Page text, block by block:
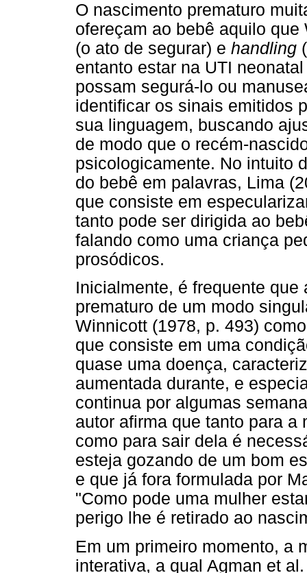
O nascimento prematuro
ofereçam ao bebê aquilo
(o ato de segurar) e handling
entanto estar na UTI
possam segurá-lo ou
identificar os sinais emitidos
sua linguagem, buscando
de modo que o recém-
psicologicamente. No intuito
do bebê em palavras, Lima
que consiste em
tanto pode ser dirigida ao
falando como uma criança
prosódicos.
Inicialmente, é frequente
prematuro de um modo
Winnicott (1978, p. 493)
que consiste em uma
quase uma doença,
aumentada durante, e
continua por algumas
autor afirma que tanto para
como para sair dela é
esteja gozando de um bom
e que já fora formulada por
"Como pode uma mulher
perigo lhe é retirado ao
Em um primeiro momento, a
interativa, a qual Agman et